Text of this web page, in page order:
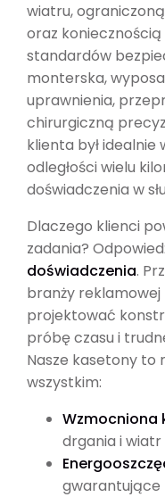
wiatru,
oraz
standardów
monterska,
uprawnienia,
chirurgiczną
klienta był idealnie
odległości wielu
doświadczenia w
Dlaczego klienci
zadania?
doświadczenia.
branży reklamowej
projektować
próbę czasu i
Nasze kasetony to
wszystkim:
Wzmocniona
drgania i wiatr
gwarantujące